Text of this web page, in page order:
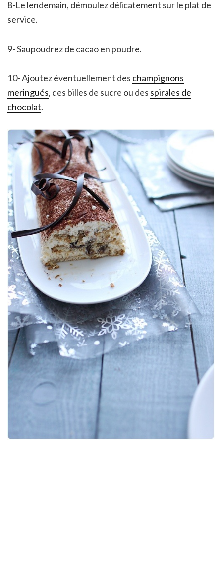
8-Le lendemain, démoulez délicatement sur le plat de
service.
9- Saupoudrez de cacao en poudre.
10- Ajoutez éventuellement des champignons
meringués, des billes de sucre ou des spirales de
chocolat.